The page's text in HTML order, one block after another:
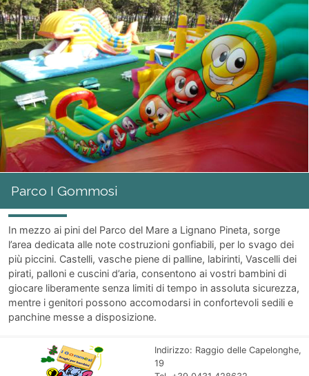
Parco I Gommosi
In mezzo ai pini del Parco del Mare a Lignano Pineta, sorge
l’area dedicata alle note costruzioni gonfiabili, per lo svago dei
più piccini. Castelli, vasche piene di palline, labirinti, Vascelli dei
pirati, palloni e cuscini d’aria, consentono ai vostri bambini di
giocare liberamente senza limiti di tempo in assoluta sicurezza,
mentre i genitori possono accomodarsi in confortevoli sedili e
panchine messe a disposizione.
Indirizzo: Raggio delle Capelonghe,
19